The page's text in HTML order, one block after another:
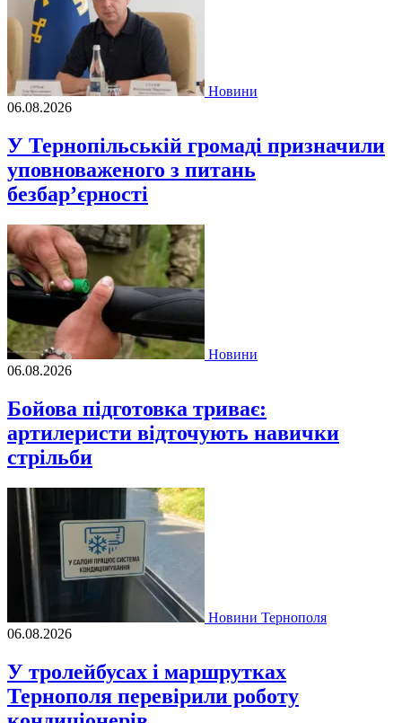
Новини
06.08.2026
У Тернопільській громаді призначили
уповноваженого з питань
безбар’єрності
Новини
06.08.2026
Бойова підготовка триває:
артилеристи відточують навички
стрільби
Новини Тернополя
06.08.2026
У тролейбусах і маршрутках
Тернополя перевірили роботу